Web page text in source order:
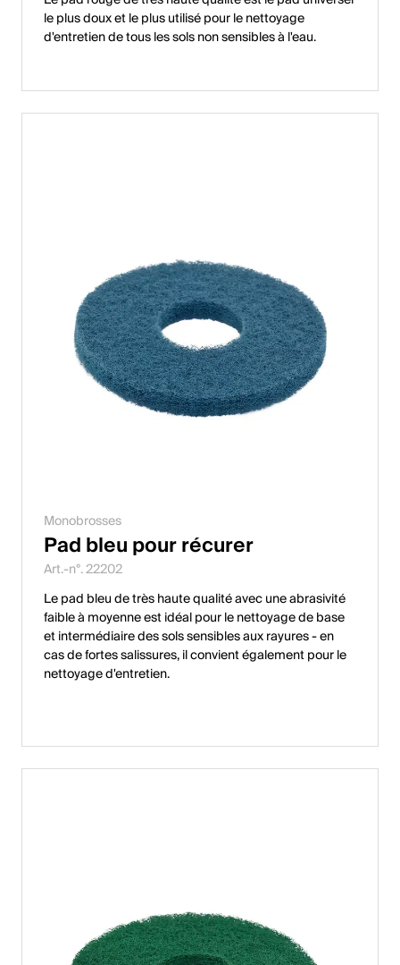
le plus doux et le plus utilisé pour le nettoyage
d'entretien de tous les sols non sensibles à l'eau.
Monobrosses
Pad bleu pour récurer
Art.-n°. 22202
Le pad bleu de très haute qualité avec une abrasivité
faible à moyenne est idéal pour le nettoyage de base
et intermédiaire des sols sensibles aux rayures - en
cas de fortes salissures, il convient également pour le
nettoyage d'entretien.